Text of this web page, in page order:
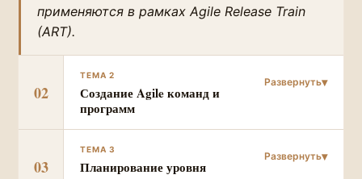
применяются в рамках Agile Release Train
(ART).
02
ТЕМА 2
Создание Agile команд и
программ
03
ТЕМА 3
Планирование уровня